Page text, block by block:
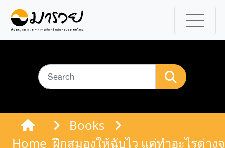
Home
Books
ฝึกสมองให้ฉับไว แค่ทำอะไรต่าง